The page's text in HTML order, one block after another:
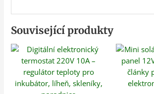
Související produkty